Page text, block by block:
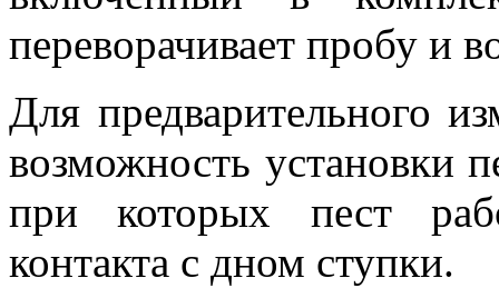
переворачивает пробу и
Для предварительного
возможность установки
при которых пест
контакта с дном ступки.